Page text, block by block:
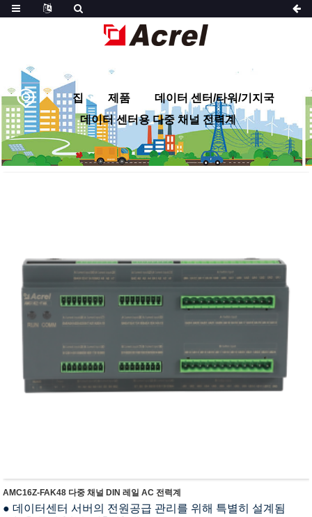
집 제품
데이터 센터/타워/기지국
데이터 센터용 다중 채널 전력계
AMC16Z-FAK48 다중 채널 DIN 레일 AC 전력계
● 데이터센터 서버의 전원공급 관리를 위해 특별히 설계됨